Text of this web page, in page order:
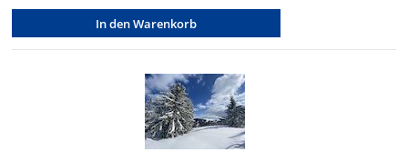
In den Warenkorb